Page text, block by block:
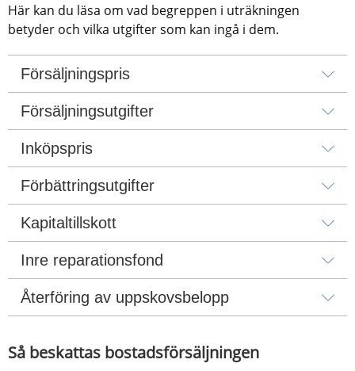
Här kan du läsa om vad begreppen i uträkningen
betyder och vilka utgifter som kan ingå i dem.
Försäljningspris
Försäljningsutgifter
Inköpspris
Förbättringsutgifter
Kapitaltillskott
Inre reparationsfond
Återföring av uppskovsbelopp
Så beskattas bostadsförsäljningen